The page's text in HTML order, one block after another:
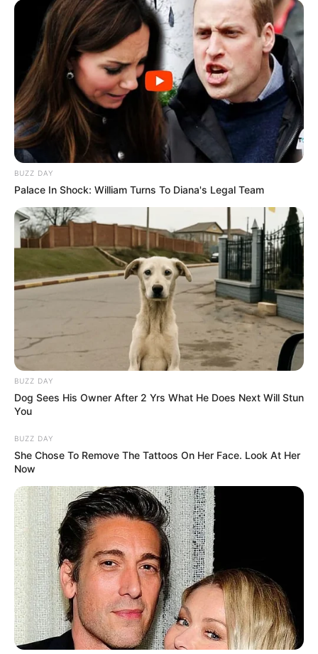
BUZZ DAY
Palace In Shock: William Turns To Diana's Legal Team
BUZZ DAY
Dog Sees His Owner After 2 Yrs What He Does Next Will Stun
You
BUZZ DAY
She Chose To Remove The Tattoos On Her Face. Look At Her
Now